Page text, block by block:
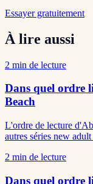
Essayer gratuitement
À lire aussi
2 min de lecture
Dans quel ordre
Beach
L'ordre de lecture
autres séries new
2 min de lecture
Dans quel ordre